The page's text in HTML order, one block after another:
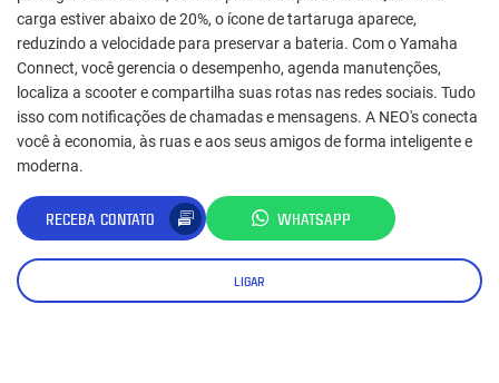
carga estiver abaixo de 20%, o ícone de tartaruga aparece,
reduzindo a velocidade para preservar a bateria. Com o Yamaha
Connect, você gerencia o desempenho, agenda manutenções,
localiza a scooter e compartilha suas rotas nas redes sociais. Tudo
isso com notificações de chamadas e mensagens. A NEO's conecta
você à economia, às ruas e aos seus amigos de forma inteligente e
moderna.
RECEBA CONTATO WHATSAPP
LIGAR